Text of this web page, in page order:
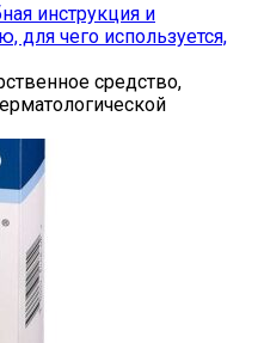
инструкция и
для чего используется,
средство,